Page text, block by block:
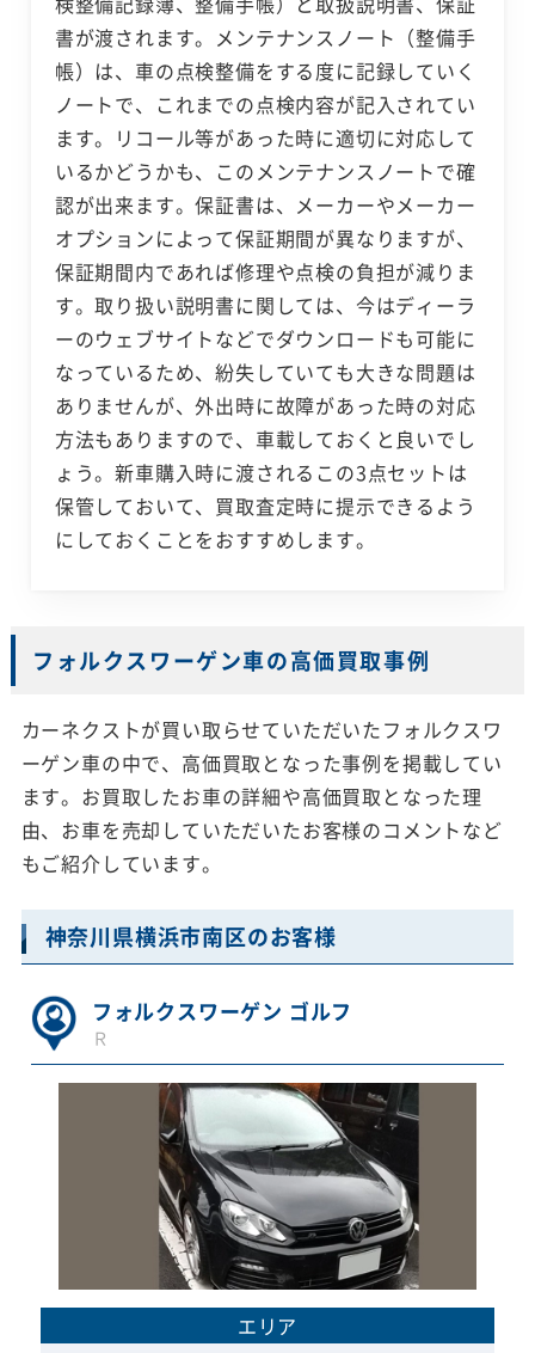
書が渡されます。メンテナンスノート（整備手
帳）は、車の点検整備をする度に記録していく
ノートで、これまでの点検内容が記入されてい
ます。リコール等があった時に適切に対応して
いるかどうかも、このメンテナンスノートで確
認が出来ます。保証書は、メーカーやメーカー
オプションによって保証期間が異なりますが、
保証期間内であれば修理や点検の負担が減りま
す。取り扱い説明書に関しては、今はディーラ
ーのウェブサイトなどでダウンロードも可能に
なっているため、紛失していても大きな問題は
ありませんが、外出時に故障があった時の対応
方法もありますので、車載しておくと良いでし
ょう。新車購入時に渡されるこの3点セットは
保管しておいて、買取査定時に提示できるよう
にしておくことをおすすめします。
フォルクスワーゲン車の高価買取事例
カーネクストが買い取らせていただいたフォルクスワ
ーゲン車の中で、高価買取となった事例を掲載してい
ます。お買取したお車の詳細や高価買取となった理
由、お車を売却していただいたお客様のコメントなど
もご紹介しています。
神奈川県横浜市南区のお客様
フォルクスワーゲン ゴルフ
Ｒ
エリア